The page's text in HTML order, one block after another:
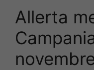
Allerta